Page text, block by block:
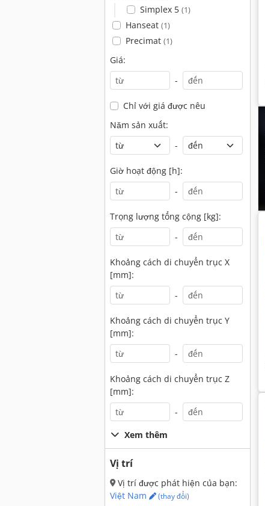
Simplex 5 (1)
Hanseat (1)
Precimat (1)
Giá:
-
Chỉ với giá được nêu
Năm sản xuất:
-
Giờ hoạt động [h]:
-
Trọng lượng tổng cộng [kg]:
-
Khoảng cách di chuyển trục X
[mm]:
-
Khoảng cách di chuyển trục Y
[mm]:
-
Khoảng cách di chuyển trục Z
[mm]:
-
Xem thêm
Vị trí
Vị trí được phát hiện của bạn:
Việt Nam
(thay đổi)